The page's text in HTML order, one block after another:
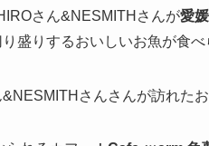
さん&NESMITHさんが愛
盛りするおいしいお魚が食べ
さんさんが訪れたお